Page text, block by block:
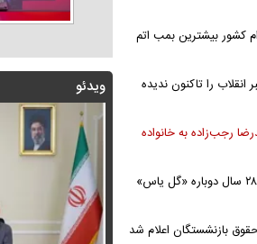
ویدئو
کشور بیشترین بمب اتم
انقلاب را تاکنون ندیده
رجب‌زاده به خانواده
شادمهر بعد از ۲۸ سال دوباره «گل یاس»
بازنشستگان اعلام شد